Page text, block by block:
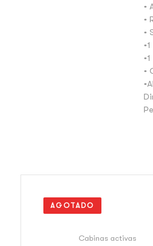
•
•
•
•
AGOTADO
Cabinas activas